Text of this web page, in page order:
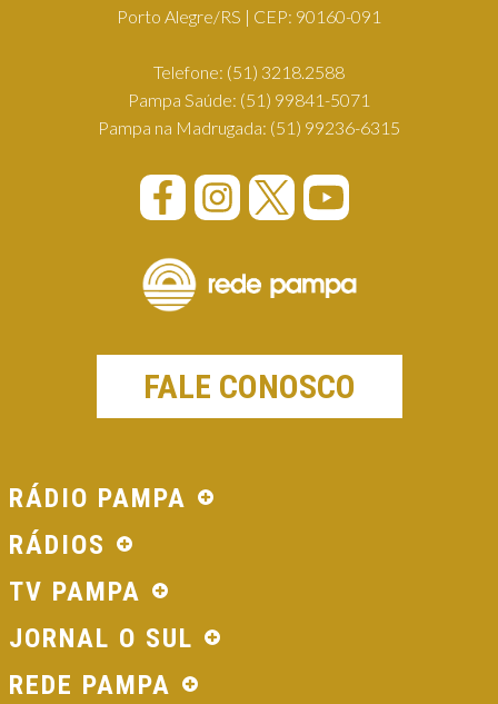
Porto Alegre/RS | CEP: 90160-091
Telefone: (51) 3218.2588
Pampa Saúde: (51) 99841-5071
Pampa na Madrugada: (51) 99236-6315
FALE CONOSCO
RÁDIO PAMPA
RÁDIOS
TV PAMPA
JORNAL O SUL
REDE PAMPA